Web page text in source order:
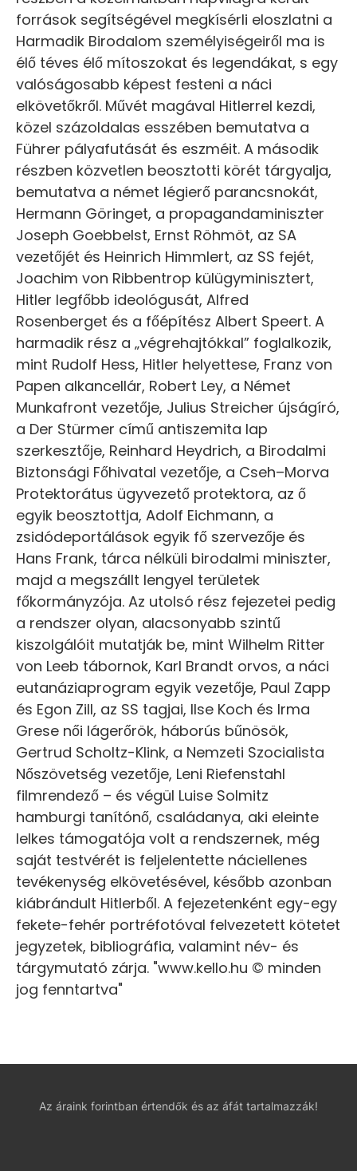
források segítségével megkísérli eloszlatni a
Harmadik Birodalom személyiségeiről ma is
élő téves élő mítoszokat és legendákat, s egy
valóságosabb képest festeni a náci
elkövetőkről. Művét magával Hitlerrel kezdi,
közel százoldalas esszében bemutatva a
Führer pályafutását és eszméit. A második
részben közvetlen beosztotti körét tárgyalja,
bemutatva a német légierő parancsnokát,
Hermann Göringet, a propagandaminiszter
Joseph Goebbelst, Ernst Röhmöt, az SA
vezetőjét és Heinrich Himmlert, az SS fejét,
Joachim von Ribbentrop külügyminisztert,
Hitler legfőbb ideológusát, Alfred
Rosenberget és a főépítész Albert Speert. A
harmadik rész a „végrehajtókkal” foglalkozik,
mint Rudolf Hess, Hitler helyettese, Franz von
Papen alkancellár, Robert Ley, a Német
Munkafront vezetője, Julius Streicher újságíró,
a Der Stürmer című antiszemita lap
szerkesztője, Reinhard Heydrich, a Birodalmi
Biztonsági Főhivatal vezetője, a Cseh–Morva
Protektorátus ügyvezető protektora, az ő
egyik beosztottja, Adolf Eichmann, a
zsidódeportálások egyik fő szervezője és
Hans Frank, tárca nélküli birodalmi miniszter,
majd a megszállt lengyel területek
főkormányzója. Az utolsó rész fejezetei pedig
a rendszer olyan, alacsonyabb szintű
kiszolgálóit mutatják be, mint Wilhelm Ritter
von Leeb tábornok, Karl Brandt orvos, a náci
eutanáziaprogram egyik vezetője, Paul Zapp
és Egon Zill, az SS tagjai, Ilse Koch és Irma
Grese női lágerőrök, háborús bűnösök,
Gertrud Scholtz-Klink, a Nemzeti Szocialista
Nőszövetség vezetője, Leni Riefenstahl
filmrendező – és végül Luise Solmitz
hamburgi tanítónő, családanya, aki eleinte
lelkes támogatója volt a rendszernek, még
saját testvérét is feljelentette náciellenes
tevékenység elkövetésével, később azonban
kiábrándult Hitlerből. A fejezetenként egy-egy
fekete-fehér portréfotóval felvezetett kötetet
jegyzetek, bibliográfia, valamint név- és
tárgymutató zárja. "www.kello.hu © minden
jog fenntartva"
Az áraink forintban értendők és az áfát tartalmazzák!